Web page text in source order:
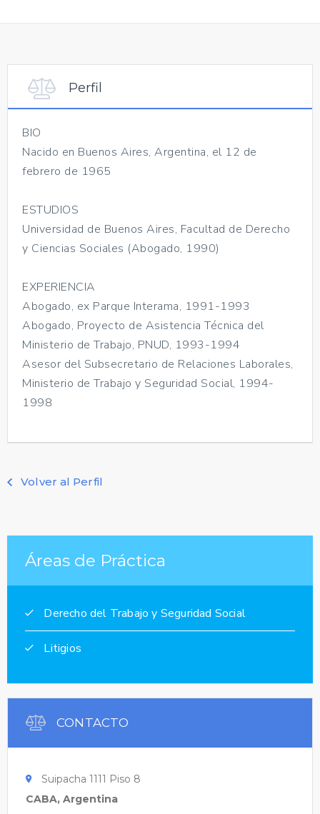
Perfil
BIO
Nacido en Buenos Aires, Argentina, el 12 de
febrero de 1965
ESTUDIOS
Universidad de Buenos Aires, Facultad de Derecho
y Ciencias Sociales (Abogado, 1990)
EXPERIENCIA
Abogado, ex Parque Interama, 1991-1993
Abogado, Proyecto de Asistencia Técnica del
Ministerio de Trabajo, PNUD, 1993-1994
Asesor del Subsecretario de Relaciones Laborales,
Ministerio de Trabajo y Seguridad Social, 1994-
1998
Volver al Perfil
Áreas de Práctica
Derecho del Trabajo y Seguridad Social
Litigios
CONTACTO
Suipacha 1111 Piso 8
CABA, Argentina